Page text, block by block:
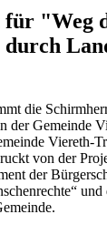
für "Weg
die
der Gemeinde
Viereth-
von der
der